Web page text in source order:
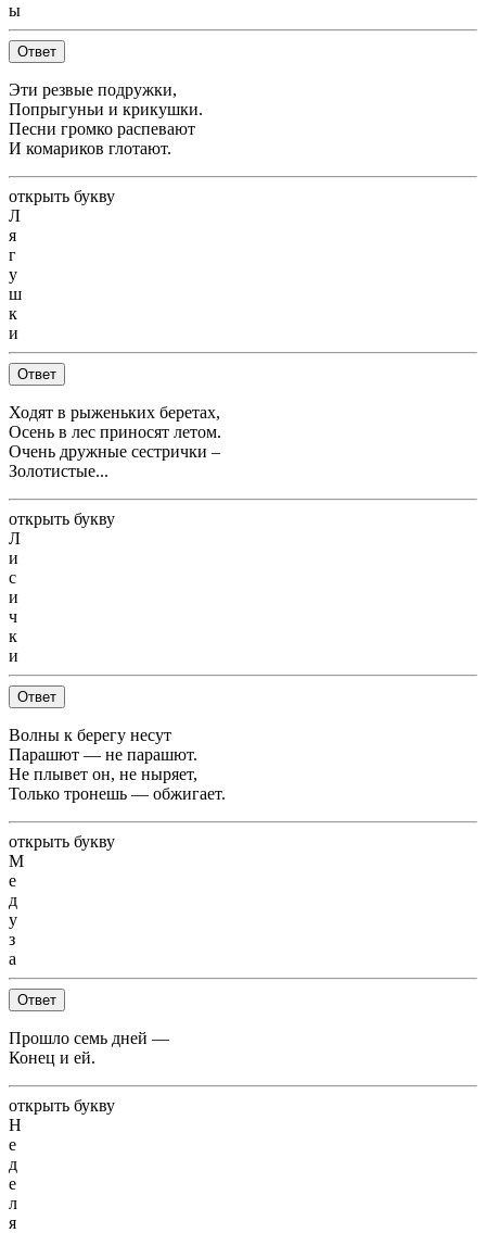
ы
Ответ
Эти резвые подружки,
Попрыгуньи и крикушки.
Песни громко распевают
И комариков глотают.
открыть букву
Л
я
г
у
ш
к
и
Ответ
Ходят в рыженьких беретах,
Осень в лес приносят летом.
Очень дружные сестрички –
Золотистые...
открыть букву
Л
и
с
и
ч
к
и
Ответ
Волны к берегу несут
Парашют — не парашют.
Не плывет он, не ныряет,
Только тронешь — обжигает.
открыть букву
М
е
д
у
з
а
Ответ
Прошло семь дней —
Конец и ей.
открыть букву
Н
е
д
е
л
я